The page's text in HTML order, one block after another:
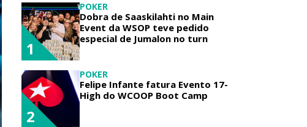
POKER
Dobra de Saaskilahti no Main
Event da WSOP teve pedido
especial de Jumalon no turn
1
POKER
Felipe Infante fatura Evento 17-
High do WCOOP Boot Camp
2